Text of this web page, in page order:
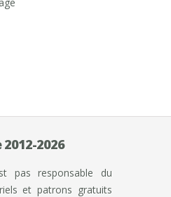
2026
pas responsable du
et patrons gratuits